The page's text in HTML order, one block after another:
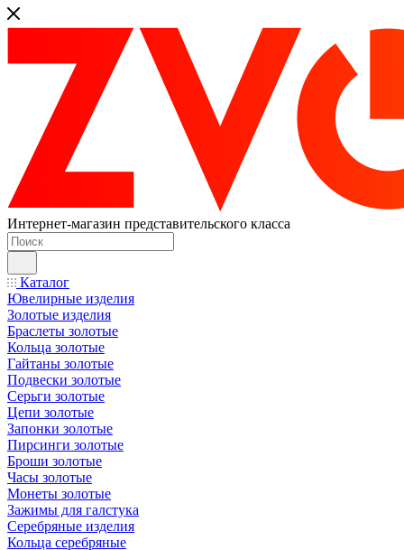
Интернет-магазин представительского класса
Каталог
Ювелирные изделия
Золотые изделия
Браслеты золотые
Кольца золотые
Гайтаны золотые
Подвески золотые
Серьги золотые
Цепи золотые
Запонки золотые
Пирсинги золотые
Броши золотые
Часы золотые
Монеты золотые
Зажимы для галстука
Серебряные изделия
Кольца серебряные